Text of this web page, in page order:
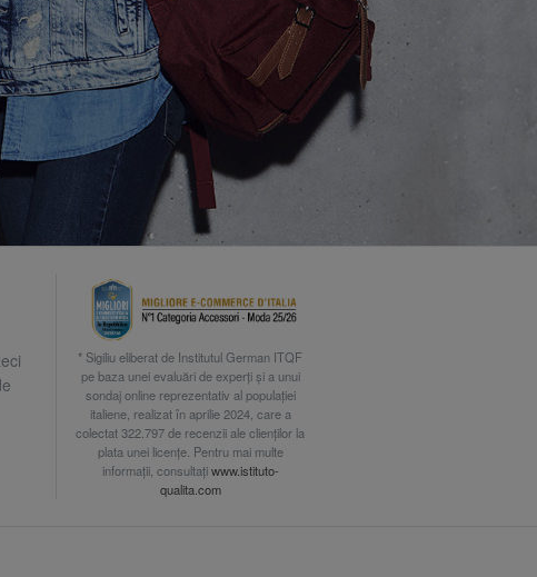
* Sigiliu eliberat de Institutul German ITQF
pe baza unei evaluări de experți și a unui
sondaj online reprezentativ al populației
italiene, realizat în aprilie 2024, care a
colectat 322.797 de recenzii ale clienților la
plata unei licențe. Pentru mai multe
informații, consultațiwww.istituto-
qualita.com